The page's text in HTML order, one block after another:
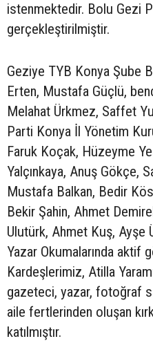
istenmektedir. Bolu Gezi
gerçekleştirilmiştir.
Geziye TYB Konya Şube
Erten, Mustafa Güçlü,
Melahat Ürkmez, Saffet
Parti Konya İl Yönetim
Faruk Koçak, Hüzeyme
Yalçınkaya, Anuş Gökçe,
Mustafa Balkan, Bedir
Bekir Şahin, Ahmet
Ulutürk, Ahmet Kuş, Ayşe
Yazar Okumalarında aktif
Kardeşlerimiz, Atilla
gazeteci, yazar, fotoğraf
aile fertlerinden oluşan
katılmıştır.